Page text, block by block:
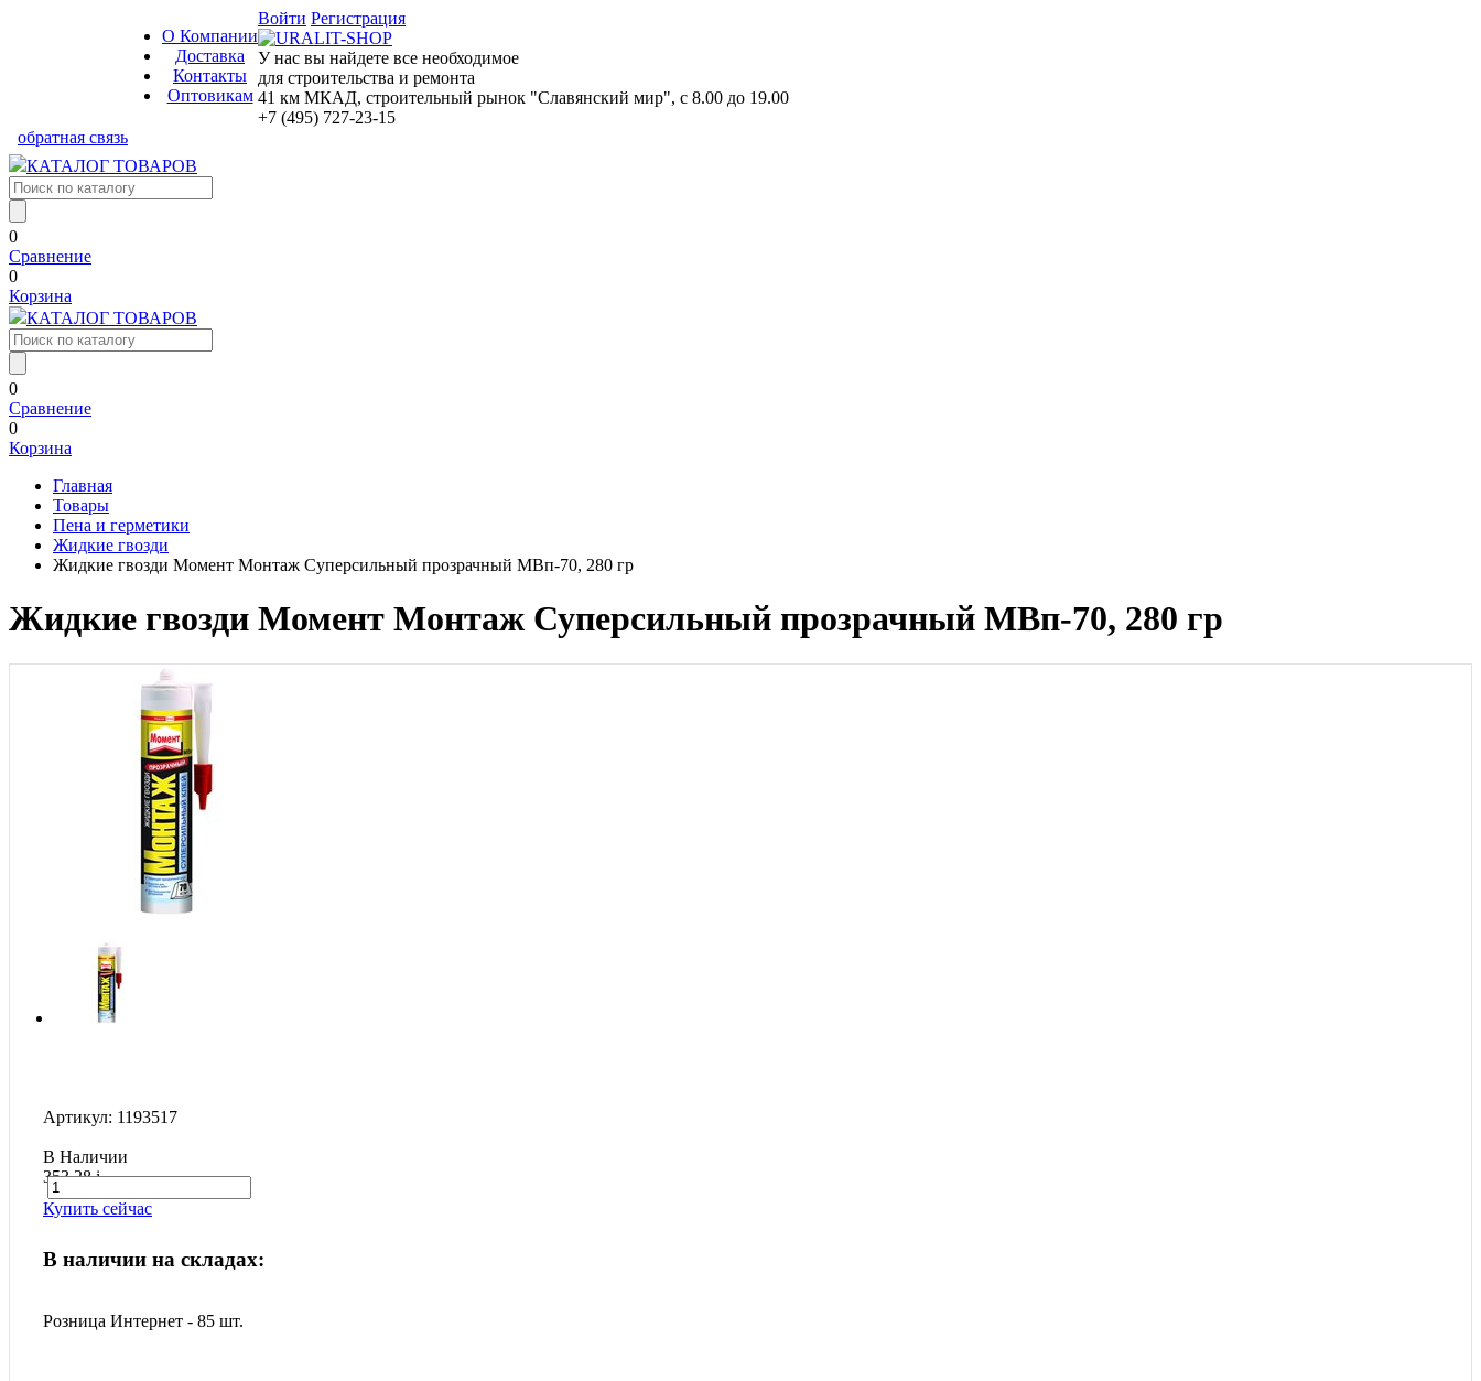
О Компании
Доставка
Контакты
Оптовикам
Войти Регистрация
У нас вы найдете все необходимое
для строительства и ремонта
41 км МКАД, строительный рынок "Славянский мир", с 8.00 до 19.00
+7 (495) 727-23-15
обратная связь
КАТАЛОГ ТОВАРОВ
0
Сравнение
0
Корзина
КАТАЛОГ ТОВАРОВ
0
Сравнение
0
Корзина
Главная
Товары
Пена и герметики
Жидкие гвозди
Жидкие гвозди Момент Монтаж Суперсильный прозрачный МВп-70, 280 гр
Жидкие гвозди Момент Монтаж Суперсильный прозрачный МВп-70, 280 гр
Артикул: 1193517
В Наличии
353.28i
Купить сейчас
В наличии на складах:
Розница Интернет - 85 шт.